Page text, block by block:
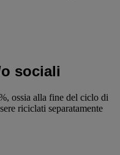
sociali
ossia alla fine del ciclo di
riciclati separatamente